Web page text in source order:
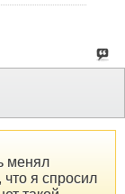
менял
я спросил